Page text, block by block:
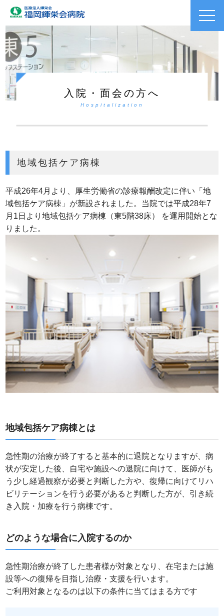
toggle
入院・面会の方へ
Hospitalization
地域包括ケア病棟
平成26年4月より、厚生労働省の診療報酬改定に伴い「地
域包括ケア病棟」が新設されました。当院では平成28年7
月1日より地域包括ケア病棟（東5階38床） を運用開始とな
りました。
地域包括ケア病棟とは
急性期の治療が終了すると基本的に退院となりますが、病
状が安定した後、自宅や施設への退院に向けて、医師がも
う少し経過観察が必要と判断した方や、復帰に向けてリハ
ビリテーションを行う必要があると判断した方が、引き続
き入院・加療を行う病棟です。
どのような場合に入院するのか
急性期治療が終了した患者様が対象となり、在宅または施
設等への復帰を目指し治療・支援を行います。
ご利用対象となるのは以下の条件に当てはまる方です